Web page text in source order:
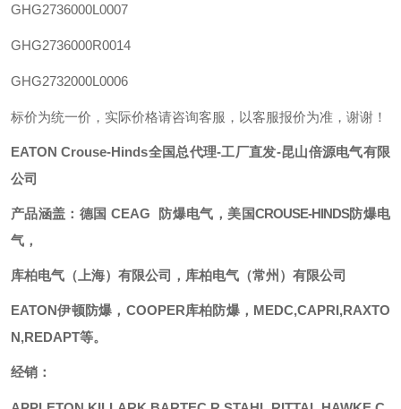
GHG2736000L0007
GHG2736000R0014
GHG2732000L0006
标价为统一价，实际价格请咨询客服，以客服报价为准，谢谢！
EATON Crouse-Hinds全国总代理-工厂直发-昆山倍源电气有限
公司
产品涵盖：德国 CEAG 防爆电气，美国CROUSE-HINDS防爆电
气，
库柏电气（上海）有限公司，库柏电气（常州）有限公司
EATON伊顿防爆， COOPER库柏防爆， MEDC,CAPRI,RAXTO
N,REDAPT等。
经销：